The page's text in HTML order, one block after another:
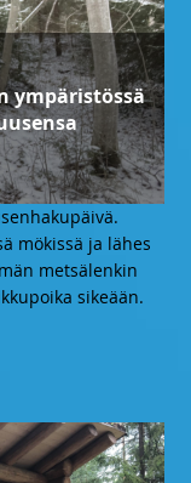
ympäristössä
mökissä ja lähes
metsälenkin
sikeään.